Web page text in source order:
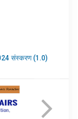
संस्करण (1.0)